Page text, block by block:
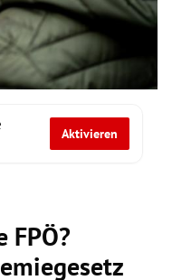
Aktivieren